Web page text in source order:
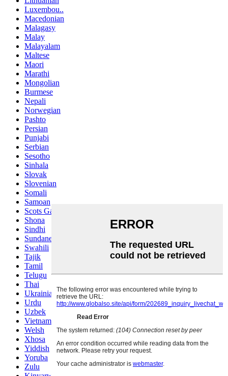
Luxembou..
Macedonian
Malagasy
Malay
Malayalam
Maltese
Maori
Marathi
Mongolian
Burmese
Nepali
Norwegian
Pashto
Persian
Punjabi
Serbian
Sesotho
Sinhala
Slovak
Slovenian
Somali
Samoan
Scots Gaelic
Shona
Sindhi
Sundanese
Swahili
Tajik
Tamil
Telugu
Thai
Ukrainian
Urdu
Uzbek
Vietnamese
Welsh
Xhosa
Yiddish
Yoruba
Zulu